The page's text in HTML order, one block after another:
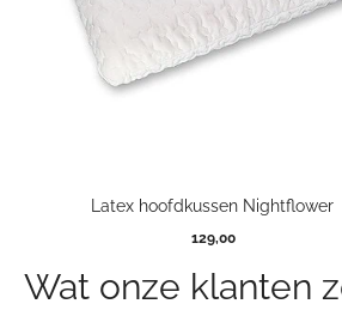
Latex hoofdkussen Nightflower
129,00
Wat onze klanten